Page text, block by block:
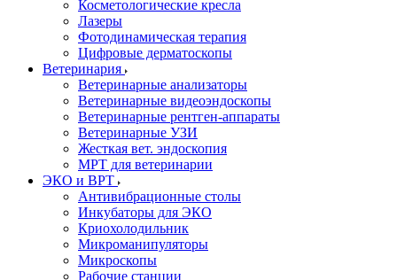
Косметологические кресла
Лазеры
Фотодинамическая терапия
Цифровые дерматоскопы
Ветеринария
Ветеринарные анализаторы
Ветеринарные видеоэндоскопы
Ветеринарные рентген-аппараты
Ветеринарные УЗИ
Жесткая вет. эндоскопия
МРТ для ветеринарии
ЭКО и ВРТ
Антивибрационные столы
Инкубаторы для ЭКО
Криохолодильник
Микроманипуляторы
Микроскопы
Рабочие станции